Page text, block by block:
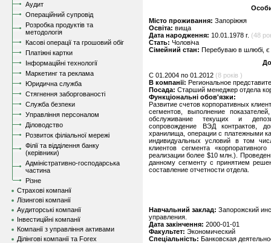
Аудит
Операційний супровід
Розробка продуктів та
методологія
Касові операції та грошовий обіг
Платіжні картки
Інформаційні технології
Маркетинг та реклама
Юридична служба
Стягнення заборгованості
Служба безпеки
Управління персоналом
Діловодство
Розвиток філіальної мережі
Філії та відділення банку
(керівники)
Адміністративно-господарська
частина
Різне
Страхові компанії
Лізингові компанії
Аудиторські компанії
Інвестиційні компанії
Компанії з управління активами
Ділінгові компанії та Forex
Місто проживання: Запоріжжя
Освіта: вища
Дата народження: 10.01.1978 г. (48
Стать: Чоловіча
Сімейний стан: Перебуваю в шлюбі, є
C 01.2004 по 01.2012 (8 років )
В компанії: Региональное
Посада: Старший менеджер отдела
Функціональні обов'язки:
Развитие счетов корпоративных
сегментов, выполнение
обслуживание текущих и
сопровождение ВЭД контрактов,
хранилища, операции с платежными
индивидуальных условий в том
клиентов сегмента
реализации более $10 млн.).
данному сегменту с принятием
составление отчетности отдела.
Навчальний заклад: Запорожский
управления.
Дата закінчення: 2000-01-01
Факультет: Экономический
Спеціальність: Банковская